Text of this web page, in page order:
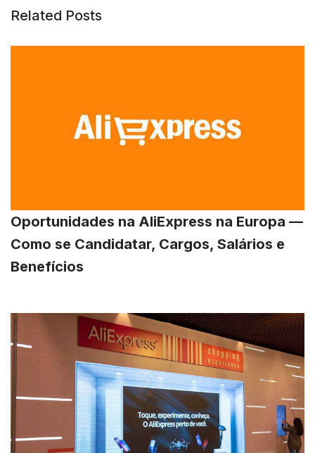
Related Posts
Oportunidades na AliExpress na Europa —
Como se Candidatar, Cargos, Salários e
Benefícios